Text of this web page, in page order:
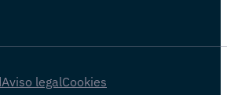
Aviso legalCookies